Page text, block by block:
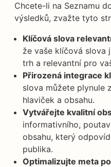
Chcete-li na Seznamu
výsledků, zvažte tyto
Klíčová slova
že vaše klíčová slova
trh a relevantní pro
Přirozená integrace
slova můžete plynule
hlaviček a obsahu.
Vytvářejte kvalitní
informativního,
obsahu, který
publika.
Optimalizujte meta